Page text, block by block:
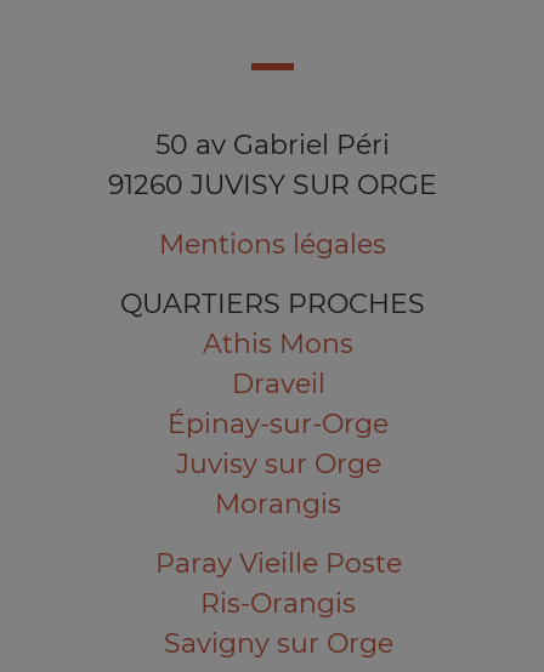
50 av Gabriel Péri
91260 JUVISY SUR ORGE
Mentions légales
QUARTIERS PROCHES
Athis Mons
Draveil
Épinay-sur-Orge
Juvisy sur Orge
Morangis
Paray Vieille Poste
Ris-Orangis
Savigny sur Orge